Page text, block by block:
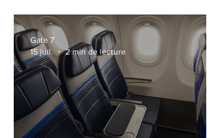
Gate 7
15 juil.
2 min de lecture